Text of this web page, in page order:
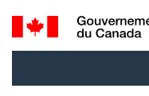
Recherche
et